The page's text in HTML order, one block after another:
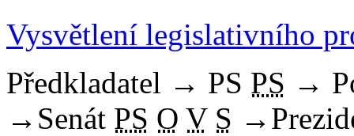
Vysvětlení legislativního
Předkladatel → PS PS →
→ Senát PS O V S →